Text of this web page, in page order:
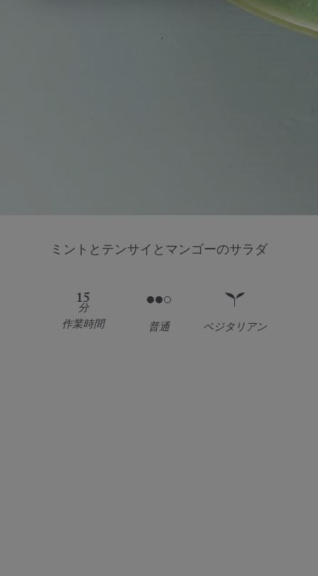
ミントとテンサイとマンゴーのサラダ
15
分
作業時間
普通 ベジタリアン